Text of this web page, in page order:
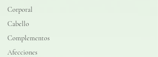
Corporal
Cabello
Complementos
Afecciones